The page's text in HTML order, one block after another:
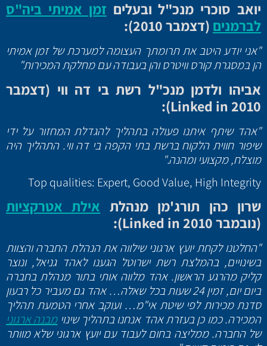
יואב סוכרי מנכ"ל ובעלים זמן אמיתי ביה"ס
לברמנים (דצמבר 2010):
"אני יודע היטב את תרומתך העצומה למערכת של זמן אמיתי
הן במסגרת קורס וויטרס והן בעבודה עם מחלקת המכירות"
אביהו ולדמן מנכ"ל רשת בי דה ווי (דצמבר
2010
Linked in
):
"אהד שיתף איתנו פעולה בתהליך להגדלת המחזור על ידי
שיפור חווית הלקוח ברשת בתי הקפה בי דה ווי. התהליך היה
מוצלח, מקצועי ומהנה."
Top qualities: Expert, Good Value, High Integrity
שרון כהן תורג'מן מנהלת אילת אטרקציות
(נובמבר 2010
Linked in
):
"החלטנו לקחת יועץ ארגוני שילווה את הנהלת החברה והצוות
בשינויים, בהמלצת רשת ישרוטל הגענו לאהד גניאל, ונוצר
קליק מהרגע הראשון. אהד מלווה אותי בתור מנהלת בחברה
ביום יום, זמין 24 שעות בכל שאלה… אהד גם מעביר כל רבעון
סדנת מכירות לפי שיטת אי"מ… ועוקב אחרי הטמעת תהליך
המכירה. כמו כן בעזרת אהד אנחנו בתהליך שינוימבנה ארגוני
של החברה. ממליצה בחום לעבוד עם יועץ ארגוני שלא מוותר